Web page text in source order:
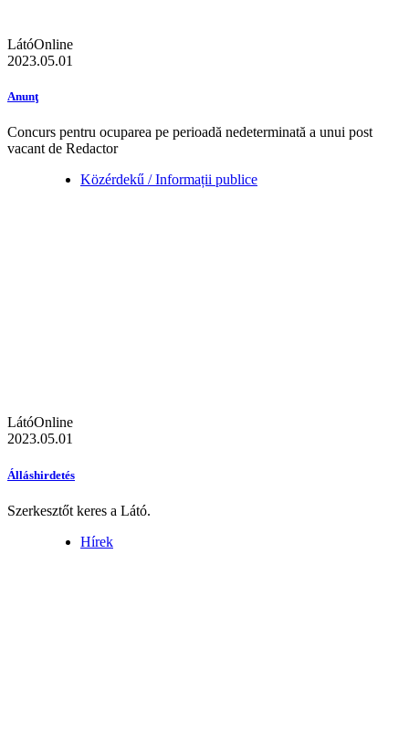
LátóOnline
2023.05.01
Anunţ
Concurs pentru ocuparea pe perioadă nedeterminată a unui post
vacant de Redactor
Közérdekű / Informații publice
LátóOnline
2023.05.01
Álláshirdetés
Szerkesztőt keres a Látó.
Hírek